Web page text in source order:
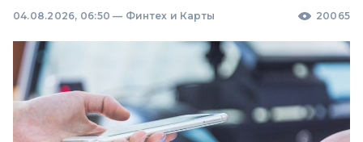
04.08.2026, 06:50 — Финтех и Карты 20065